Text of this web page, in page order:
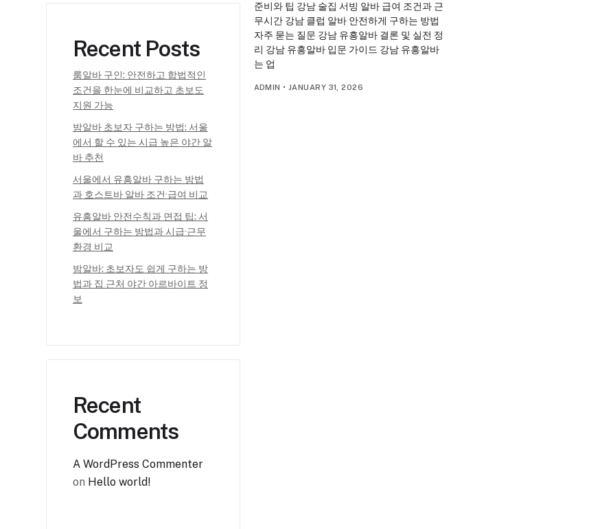
Recent Posts
룸알바 구인: 안전하고 합법적인
조건을 한눈에 비교하고 초보도
지원 가능
밤알바 초보자 구하는 방법: 서울
에서 할 수 있는 시급 높은 야간 알
바 추천
서울에서 유흥알바 구하는 방법
과 호스트바 알바 조건·급여 비교
유흥알바 안전수칙과 면접 팁: 서
울에서 구하는 방법과 시급·근무
환경 비교
밤알바: 초보자도 쉽게 구하는 방
법과 집 근처 야간 아르바이트 정
보
Recent
Comments
A WordPress Commenter
on Hello world!
준비와 팁 강남 술집 서빙 알바 급여 조건과 근
무시간 강남 클럽 알바 안전하게 구하는 방법
자주 묻는 질문 강남 유흥알바 결론 및 실전 정
리 강남 유흥알바 입문 가이드 강남 유흥알바
는 업
ADMIN • JANUARY 31, 2026